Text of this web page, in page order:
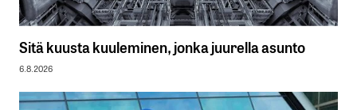
Sitä kuusta kuuleminen, jonka juurella asunto
6.8.2026